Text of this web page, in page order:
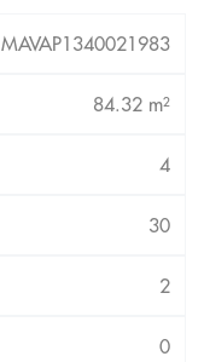
MAVAP1340021983
84.32 m²
4
30
2
0